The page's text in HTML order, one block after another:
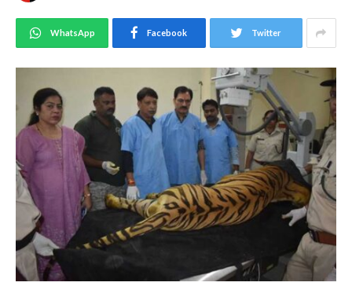
WhatsApp Facebook Twitter